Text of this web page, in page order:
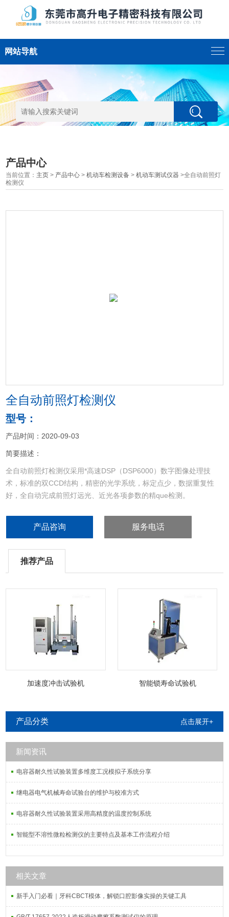
网站导航
产品中心
当前位置： 主页 > 产品中心 >机动车检测设备 >机动车测试仪器 >全自动前照灯
检测仪
全自动前照灯检测仪
型号：
产品时间：2020-09-03
简要描述：
全自动前照灯检测仪采用*高速DSP（DSP6000）数字图像处理技
术，标准的双CCD结构，精密的光学系统，标定点少，数据重复性
好，全自动完成前照灯远光、近光各项参数的精que检测。
产品咨询 服务电话
推荐产品
加速度冲击试验机 智能锁寿命试验机
产品分类 点击展开+
新闻资讯
电容器耐久性试验装置多维度工况模拟子系统分享
继电器电气机械寿命试验台的维护与校准方式
电容器耐久性试验装置采用高精度的温度控制系统
智能型不溶性微粒检测仪的主要特点及基本工作流程介绍
相关文章
新手入门必看｜牙科CBCT模体，解锁口腔影像实操的关键工具